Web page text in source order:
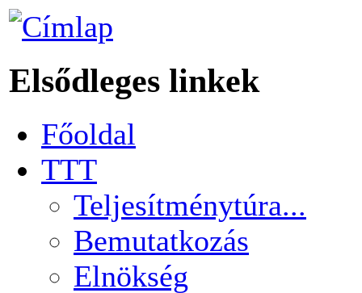
Elsődleges linkek
Főoldal
TTT
Teljesítménytúra...
Bemutatkozás
Elnökség